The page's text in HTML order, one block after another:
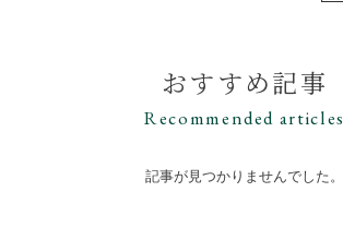
おすすめ記事
Recommended articles
記事が見つかりませんでした。